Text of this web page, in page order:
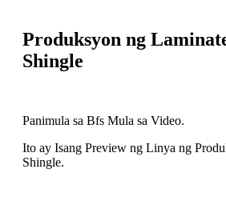
Produksyon ng
Shingle
Panimula sa Bfs Mula sa Video.
Ito ay Isang Preview ng Linya ng
Shingle.